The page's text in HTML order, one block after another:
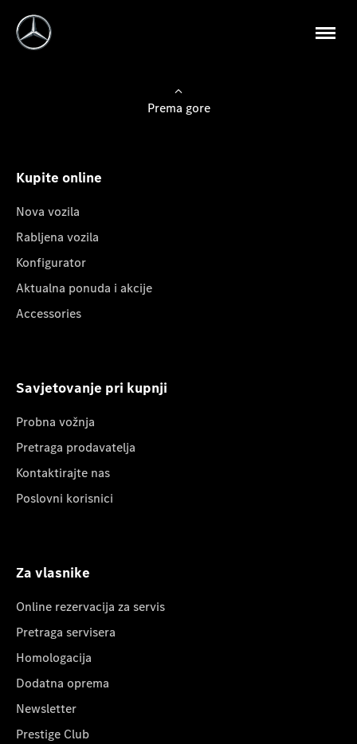
Prema gore
Kupite online
Nova vozila
Rabljena vozila
Konfigurator
Aktualna ponuda i akcije
Accessories
Savjetovanje pri kupnji
Probna vožnja
Pretraga prodavatelja
Kontaktirajte nas
Poslovni korisnici
Za vlasnike
Online rezervacija za servis
Pretraga servisera
Homologacija
Dodatna oprema
Newsletter
Prestige Club